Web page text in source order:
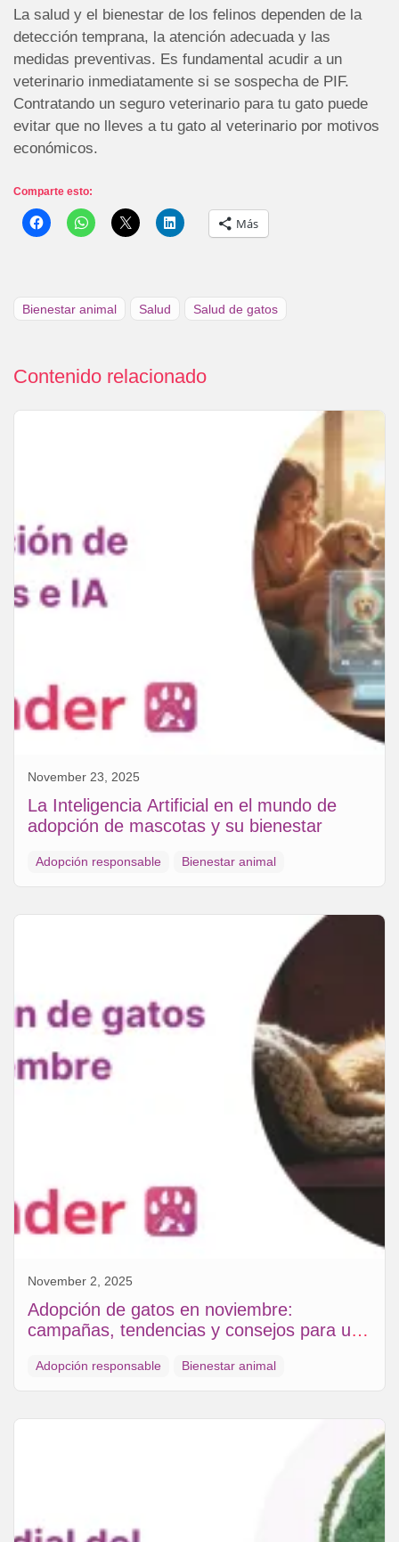
La salud y el bienestar de los felinos dependen de la
detección temprana, la atención adecuada y las
medidas preventivas. Es fundamental acudir a un
veterinario inmediatamente si se sospecha de PIF.
Contratando un seguro veterinario para tu gato puede
evitar que no lleves a tu gato al veterinario por motivos
económicos.
Comparte esto:
Más
Bienestar animal Salud Salud de gatos
Contenido relacionado
November 23, 2025
La Inteligencia Artificial en el mundo de
adopción de mascotas y su bienestar
Adopción responsable Bienestar animal
November 2, 2025
Adopción de gatos en noviembre:
campañas, tendencias y consejos para un
Adopción responsable Bienestar animal